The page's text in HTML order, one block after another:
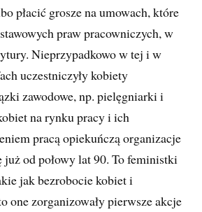
płacić grosze na umowach, które
praw pracowniczych, w
Nieprzypadkowo w tej i w
uczestniczyły kobiety
zawodowe, np. pielęgniarki i
na rynku pracy i ich
pracą opiekuńczą organizacje
już od połowy lat 90. To feministki
jak bezrobocie kobiet i
one zorganizowały pierwsze akcje